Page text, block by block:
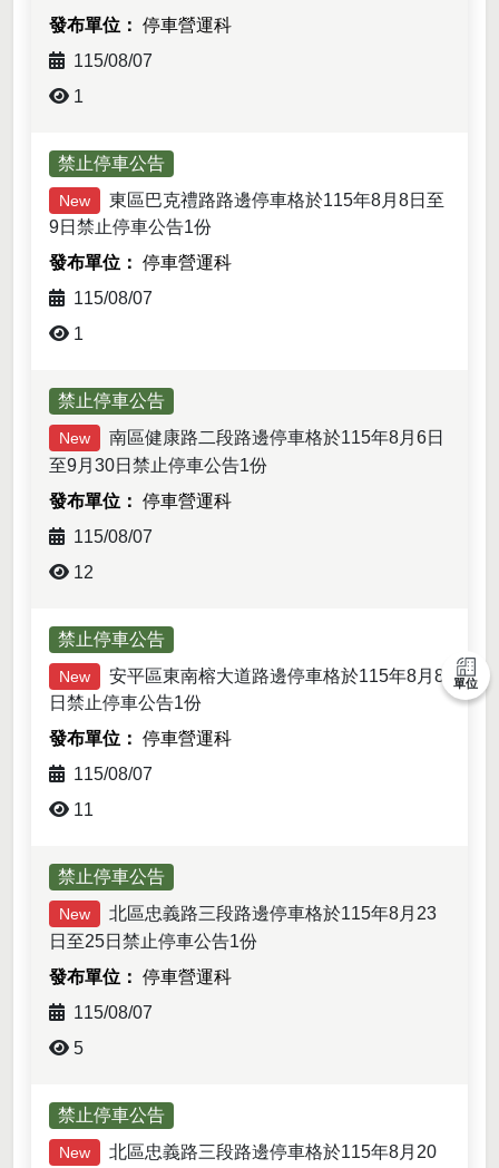
單位
最新消息-列表
停車營運科
115/08/07
1
禁止停車公告
New
東區巴克禮路路邊停車格於115年8月8日至
9日禁止停車公告1份
停車營運科
115/08/07
1
禁止停車公告
New
南區健康路二段路邊停車格於115年8月6日
至9月30日禁止停車公告1份
停車營運科
115/08/07
12
禁止停車公告
New
安平區東南榕大道路邊停車格於115年8月8
日禁止停車公告1份
停車營運科
115/08/07
11
禁止停車公告
New
北區忠義路三段路邊停車格於115年8月23
日至25日禁止停車公告1份
停車營運科
115/08/07
5
禁止停車公告
New
北區忠義路三段路邊停車格於115年8月20